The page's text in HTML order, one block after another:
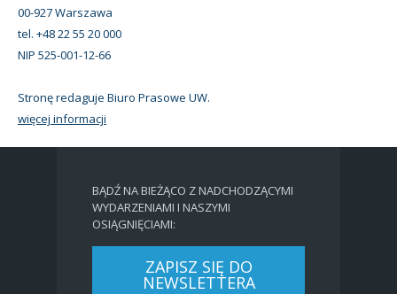
00-927 Warszawa
tel. +48 22 55 20 000
NIP 525-001-12-66
Stronę redaguje Biuro Prasowe UW.
więcej informacji
BĄDŹ NA BIEŻĄCO Z NADCHODZĄCYMI
WYDARZENIAMI I NASZYMI
OSIĄGNIĘCIAMI:
ZAPISZ SIĘ DO
NEWSLETTERA